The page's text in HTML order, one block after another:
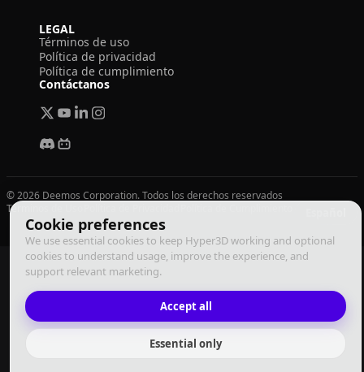
Cookie preferences
We use essential cookies to keep Hyper3D working and optional
cookies to understand usage, improve the experience, and
support relevant marketing.
Accept all
Essential only
LEGAL
Términos de uso
Política de privacidad
Política de cumplimiento
Contáctanos
© 2026 Deemos Corporation. Todos los derechos reservados
Términos de Uso